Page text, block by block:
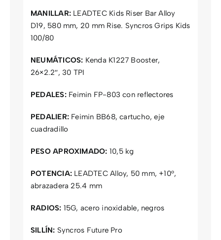
MANILLAR: LEADTEC Kids Riser Bar Alloy
D19, 580 mm, 20 mm Rise. Syncros Grips Kids
100/80
NEUMÁTICOS: Kenda K1227 Booster,
26×2.2″, 30 TPI
PEDALES:Feimin FP-803 con reflectores
PEDALIER: Feimin BB68, cartucho, eje
cuadradillo
PESO APROXIMADO: 10,5 kg
POTENCIA: LEADTEC Alloy, 50 mm, +10°,
abrazadera 25.4 mm
RADIOS: 15G, acero inoxidable, negros
SILLÍN: Syncros Future Pro